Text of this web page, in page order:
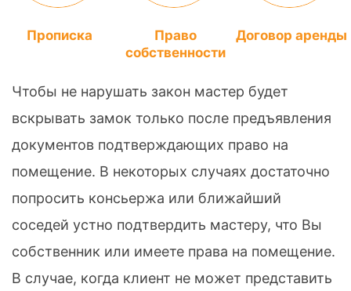
Прописка
Право
собственности
Договор аренды
Чтобы не нарушать закон мастер будет
вскрывать замок только после предъявления
документов подтверждающих право на
помещение. В некоторых случаях достаточно
попросить консьержа или ближайший
соседей устно подтвердить мастеру, что Вы
собственник или имеете права на помещение.
В случае, когда клиент не может представить